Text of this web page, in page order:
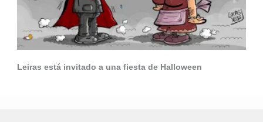
Leiras está invitado a una fiesta de Halloween